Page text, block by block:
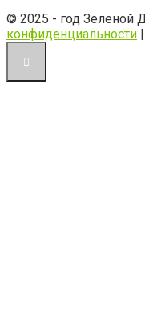
© 2025 - год Зеленой
конфиденциальности |